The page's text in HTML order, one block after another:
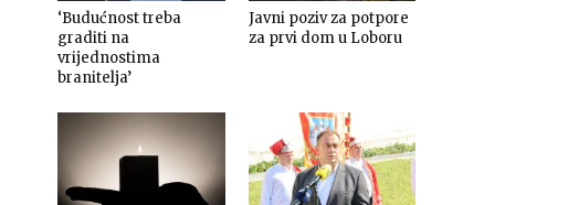
‘Budućnost treba
graditi na
vrijednostima
branitelja’
Javni poziv za potpore
za prvi dom u Loboru